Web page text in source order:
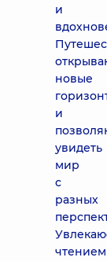
и
новые
и
увидеть
мир
с
разных
чтением